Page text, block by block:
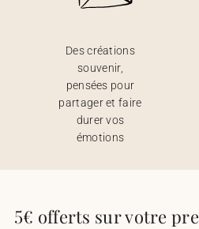
Des créations
souvenir,
pensées pour
partager et faire
durer vos
émotions
5€ offerts sur votre